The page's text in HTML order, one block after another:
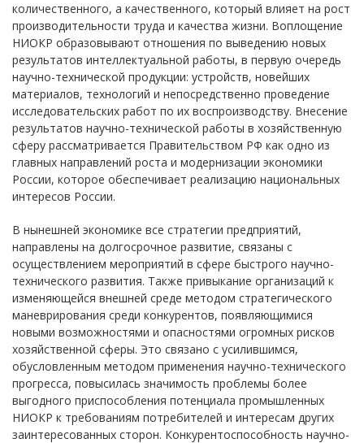
количественного, а качественного, который влияет на рост
производительности труда и качества жизни. Воплощение
НИОКР образовывают отношения по выведению новых
результатов интеллектуальной работы, в первую очередь
научно-технической продукции: устройств, новейших
материалов, технологий и непосредственно проведение
исследовательских работ по их воспроизводству. Внесение
результатов научно-технической работы в хозяйственную
сферу рассматривается Правительством РФ как одно из
главных направлений роста и модернизации экономики
России, которое обеспечивает реализацию национальных
интересов России.
В нынешней экономике все стратегии предприятий,
направлены на долгосрочное развитие, связаны с
осуществлением мероприятий в сфере быстрого научно-
технического развития. Также привыкание организаций к
изменяющейся внешней среде методом стратегического
маневрирования среди конкурентов, появляющимися
новыми возможностями и опасностями огромных рисков
хозяйственной сферы. Это связано с усилившимся,
обусловленным методом применения научно-технического
прогресса, повысилась значимость проблемы более
выгодного приспособления потенциала промышленных
НИОКР к требованиям потребителей и интересам других
заинтересованных сторон. Конкурентоспособность научно-